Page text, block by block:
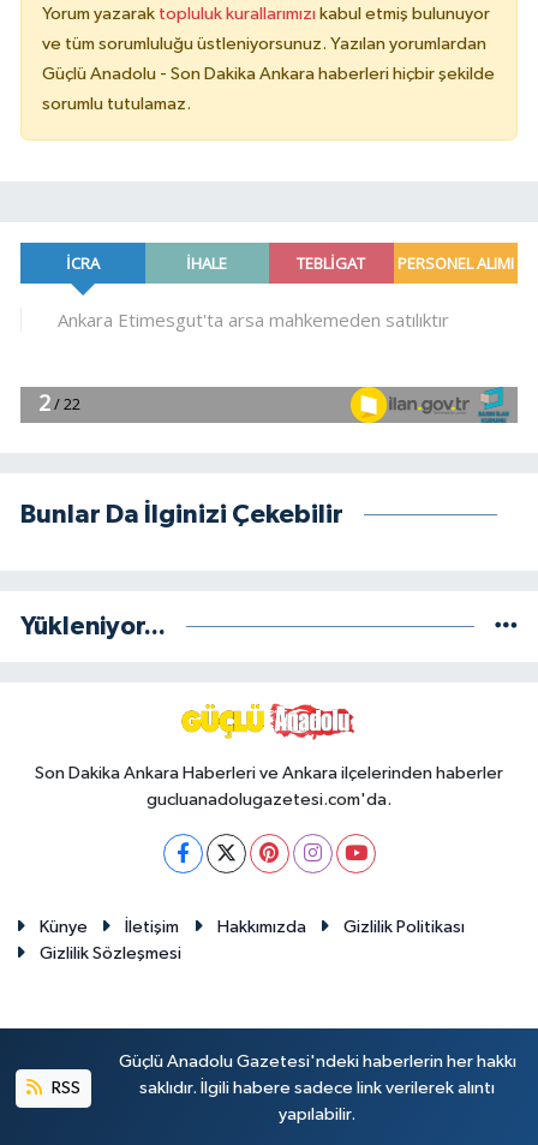
Yorum yazarak topluluk kurallarımızı kabul etmiş bulunuyor
ve tüm sorumluluğu üstleniyorsunuz. Yazılan yorumlardan
Güçlü Anadolu - Son Dakika Ankara haberleri hiçbir şekilde
sorumlu tutulamaz.
Bunlar Da İlginizi Çekebilir
Yükleniyor...
Son Dakika Ankara Haberleri ve Ankara ilçelerinden haberler
gucluanadolugazetesi.com'da.
Künye İletişim Hakkımızda
Gizlilik Politikası
Gizlilik Sözleşmesi
RSS
Güçlü Anadolu Gazetesi'ndeki haberlerin her hakkı
saklıdır. İlgili habere sadece link verilerek alıntı
yapılabilir.